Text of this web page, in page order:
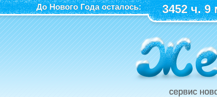
До Нового Года осталось: 3452 ч. 9
сервис